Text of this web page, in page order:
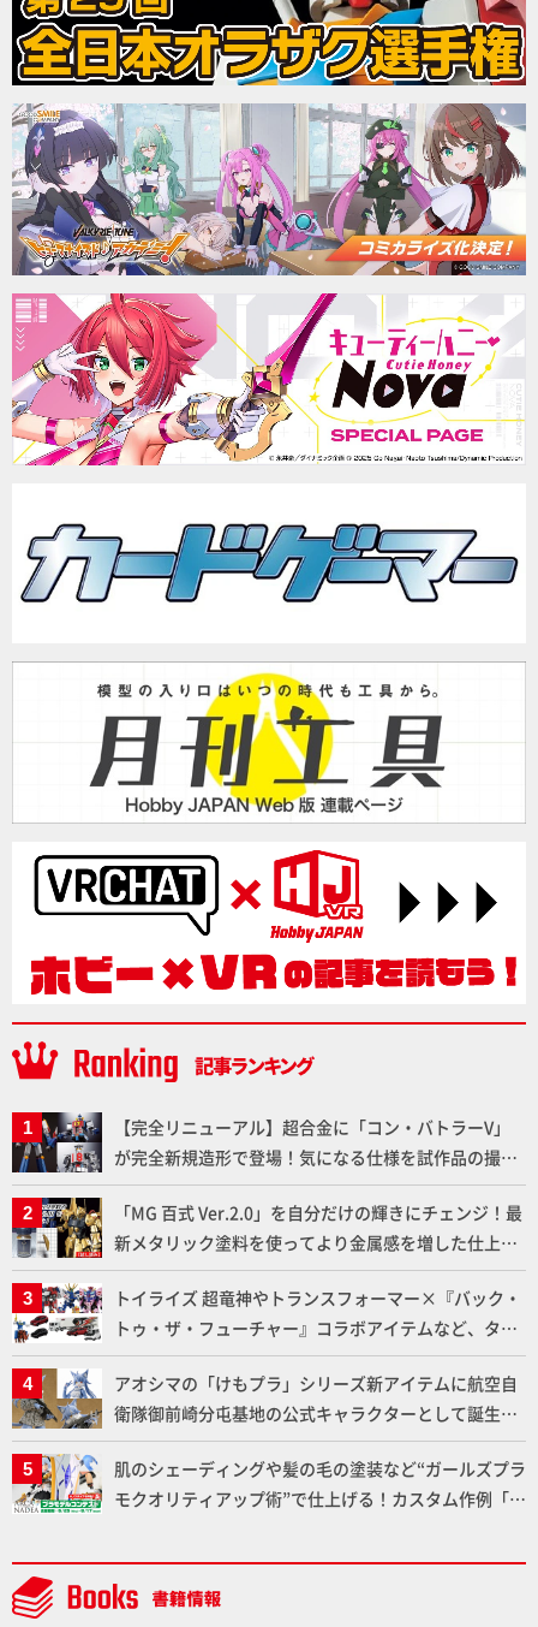
【完全リニューアル】超合金に「コン・バトラーV」
が完全新規造形で登場！気になる仕様を試作品の撮り
下ろしでご紹介!!さらに「大鉄人17」＆「ワンエイ
ト」セット情報もお届け！【超合金の魂】
「MG 百式 Ver.2.0」を自分だけの輝きにチェンジ！最
新メタリック塗料を使ってより金属感を増した仕上が
りに!!【試し読み】
トイライズ 超竜神やトランスフォーマー×『バック・
トゥ・ザ・フューチャー』コラボアイテムなど、タカ
ラトミーの注目アイテムをチェック!!【タカラトミー
NEWITEM】
アオシマの「けもプラ」シリーズ新アイテムに航空自
衛隊御前崎分屯基地の公式キャラクターとして誕生し
た「おまねこ」が着任！けもプラ公式サイト限定版と
通常版の2ラインで発売！
肌のシェーディングや髪の毛の塗装など“ガールズプラ
モクオリティアップ術”で仕上げる！カスタム作例「白
デルコンテスト」～8月17日（月）11:59まで応募受付
中】